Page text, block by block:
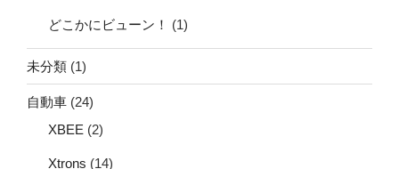
どこかにビューン！ (1)
未分類 (1)
自動車 (24)
XBEE (2)
Xtrons (14)